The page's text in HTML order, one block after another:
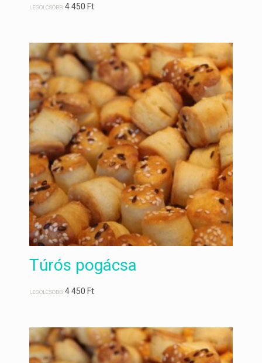
LEGOLCSÓBB:4 450Ft
Túrós pogácsa
LEGOLCSÓBB:4 450Ft